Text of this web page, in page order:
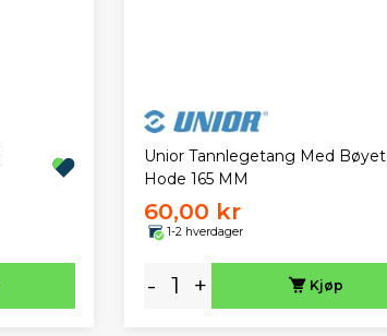
Unior Tannlegetang Med Bøyet
Hode 165 MM
60,00 kr
1-2 hverdager
- + Kjøp